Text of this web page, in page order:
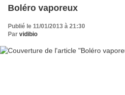
Boléro vaporeux
Publié le 11/01/2013 à 21:30
Par vidibio